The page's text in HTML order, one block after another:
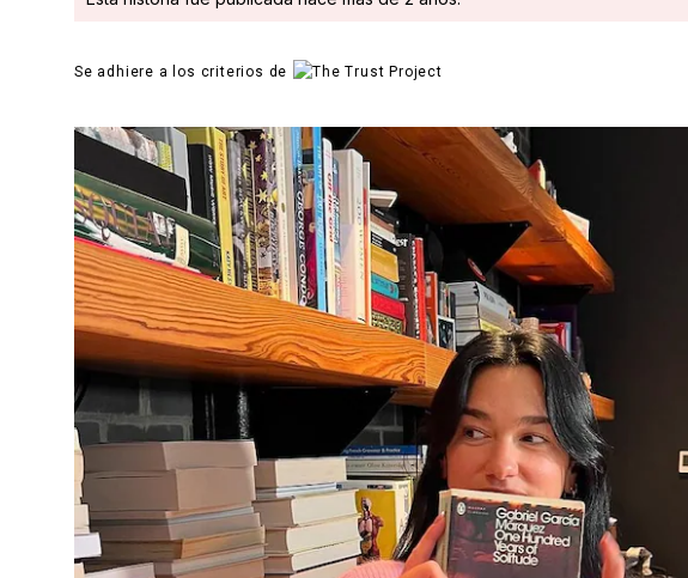
Se adhiere a los criterios de